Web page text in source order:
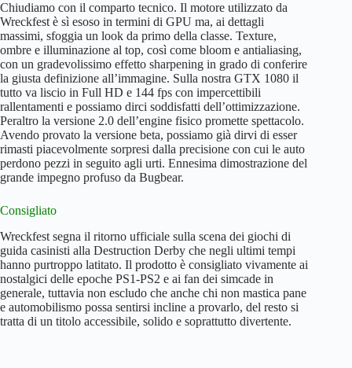
Chiudiamo con il comparto tecnico. Il motore utilizzato da
Wreckfest è sì esoso in termini di GPU ma, ai dettagli
massimi, sfoggia un look da primo della classe. Texture,
ombre e illuminazione al top, così come bloom e antialiasing,
con un gradevolissimo effetto sharpening in grado di conferire
la giusta definizione all’immagine. Sulla nostra GTX 1080 il
tutto va liscio in Full HD e 144 fps con impercettibili
rallentamenti e possiamo dirci soddisfatti dell’ottimizzazione.
Peraltro la versione 2.0 dell’engine fisico promette spettacolo.
Avendo provato la versione beta, possiamo già dirvi di esser
rimasti piacevolmente sorpresi dalla precisione con cui le auto
perdono pezzi in seguito agli urti. Ennesima dimostrazione del
grande impegno profuso da Bugbear.
Consigliato
Wreckfest segna il ritorno ufficiale sulla scena dei giochi di
guida casinisti alla Destruction Derby che negli ultimi tempi
hanno purtroppo latitato. Il prodotto è consigliato vivamente ai
nostalgici delle epoche PS1-PS2 e ai fan dei simcade in
generale, tuttavia non escludo che anche chi non mastica pane
e automobilismo possa sentirsi incline a provarlo, del resto si
tratta di un titolo accessibile, solido e soprattutto divertente.